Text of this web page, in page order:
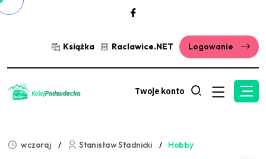
Książka Raclawice.NET Logowanie
Twoje konto
wczoraj Stanisław Stadnicki Hobby